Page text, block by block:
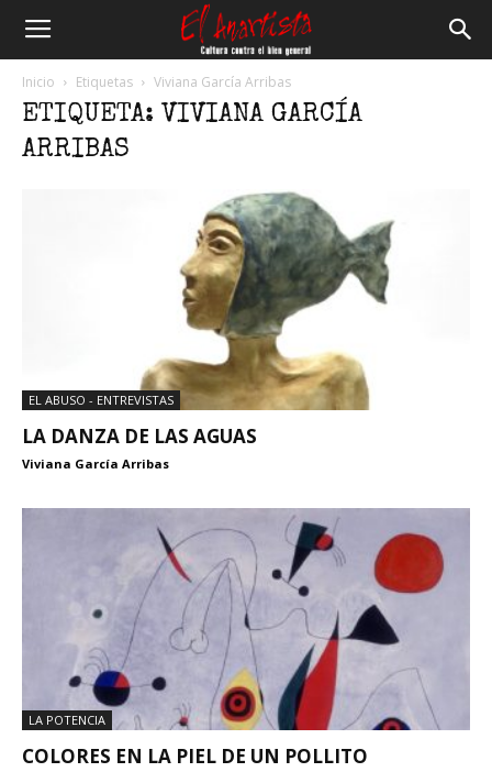
Inicio Etiquetas Viviana García Arribas
ETIQUETA: VIVIANA GARCÍA
ARRIBAS
EL ABUSO - ENTREVISTAS
LA DANZA DE LAS AGUAS
Viviana García Arribas
LA POTENCIA
COLORES EN LA PIEL DE UN POLLITO